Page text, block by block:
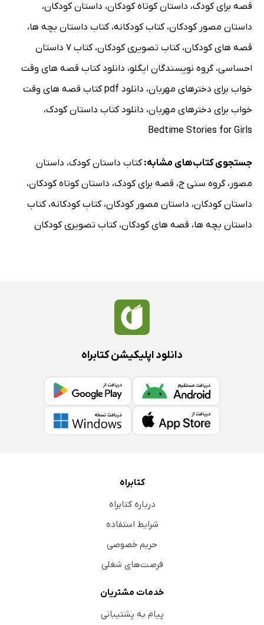
قصه برای کودک، داستان کوتاه کودکان، داستان کودکان،
داستان مصور کودکان،کتاب کودکانه،کتاب داستان بچه ها،
قصه های کودکان،کتاب تصویری کودکان،
کتاب 7 داستان
احساسی،گروه نویسندگان ایگلو، دانلود کتاب قصه های وقت
خواب برای دخترهای مهربان،
دانلود pdf کتاب قصه های وقت
خواب برای دخترهای مهربان، دانلود کتاب داستان کودک،
Bedtime Stories for Girls
جستجوی کتاب‌های مشابه:کتاب داستان کودک، داستان
مصور ،گروه سنی ج، قصه برای کودک، داستان کوتاه کودکان،
داستان کودکان، داستان مصور کودکان،کتاب کودکانه،کتاب
داستان بچه ها، قصه های کودکان،کتاب تصویری کودکان
دانلود اپلیکیشن کتابراه
کتابراه
درباره کتابراه
شرایط استفاده
حریم خصوصی
فرصت‌های شغلی
خدمات مشتریان
پیام به پشتیبانی